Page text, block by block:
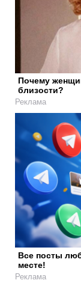
Почему
близости?
Реклама
Все посты
месте!
Реклама